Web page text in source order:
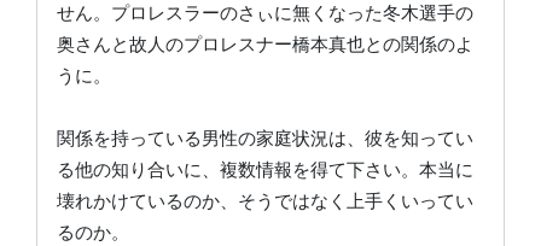
せん。プロレスラーのさぃに無くなった冬木選手の
奥さんと故人のプロレスナー橋本真也との関係のよ
うに。
関係を持っている男性の家庭状況は、彼を知ってい
る他の知り合いに、複数情報を得て下さい。本当に
壊れかけているのか、そうではなく上手くいってい
るのか。